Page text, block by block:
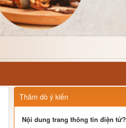
Thăm dò ý kiến
Nội dung trang thông tin điện tử?